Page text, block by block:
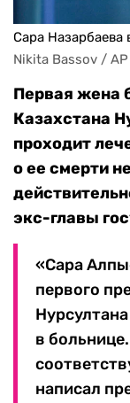
Сара Назарбаева
Nikita Bassov / AP
Первая жена
Казахстана
проходит
о ее смерти
экс-главы
«Сара
первого
в
написал